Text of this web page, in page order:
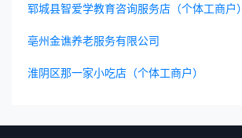
郓城县智爱学教育咨询服务店（个体工商户）
亳州金谯养老服务有限公司
淮阴区那一家小吃店（个体工商户）